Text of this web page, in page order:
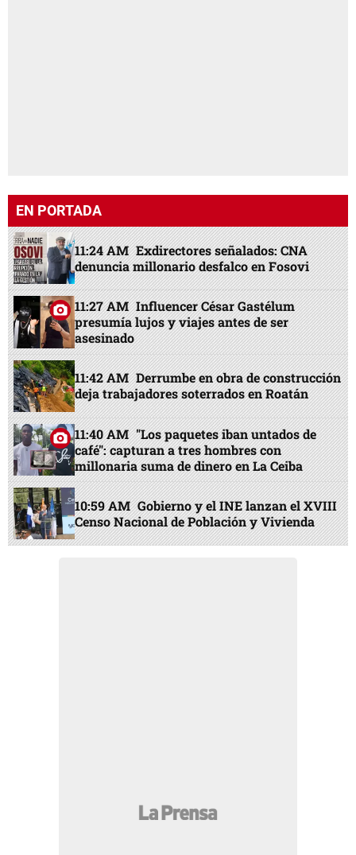
EN PORTADA
11:24 AM Exdirectores señalados: CNA
denuncia millonario desfalco en Fosovi
11:27 AM Influencer César Gastélum
presumía lujos y viajes antes de ser
asesinado
11:42 AM Derrumbe en obra de construcción
deja trabajadores soterrados en Roatán
11:40 AM "Los paquetes iban untados de
café": capturan a tres hombres con
millonaria suma de dinero en La Ceiba
10:59 AM Gobierno y el INE lanzan el XVIII
Censo Nacional de Población y Vivienda